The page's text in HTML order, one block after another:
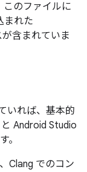
このファイルに
まれた
含まれていま
いれば、基本的
Android Studio
。
Clang でのコン